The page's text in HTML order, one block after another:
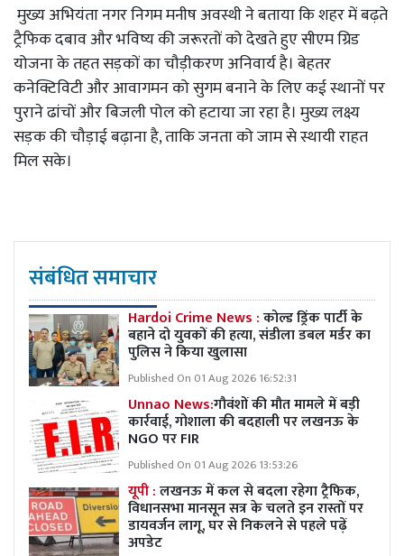
मुख्य अभियंता नगर निगम मनीष अवस्थी ने बताया कि शहर में बढ़ते
ट्रैफिक दबाव और भविष्य की जरूरतों को देखते हुए सीएम ग्रिड
योजना के तहत सड़कों का चौड़ीकरण अनिवार्य है। बेहतर
कनेक्टिविटी और आवागमन को सुगम बनाने के लिए कई स्थानों पर
पुराने ढांचों और बिजली पोल को हटाया जा रहा है। मुख्य लक्ष्य
सड़क की चौड़ाई बढ़ाना है, ताकि जनता को जाम से स्थायी राहत
मिल सके।
संबंधित समाचार
Hardoi Crime News :कोल्ड ड्रिंक पार्टी के
बहाने दो युवकों की हत्या, संडीला डबल मर्डर का
पुलिस ने किया खुलासा
Published On 01 Aug 2026 16:52:31
Unnao News:गौवंशों की मौत मामले में बड़ी
कार्रवाई, गोशाला की बदहाली पर लखनऊ के
NGO पर FIR
Published On 01 Aug 2026 13:53:26
यूपी :लखनऊ में कल से बदला रहेगा ट्रैफिक,
विधानसभा मानसून सत्र के चलते इन रास्तों पर
डायवर्जन लागू, घर से निकलने से पहले पढ़ें
अपडेट